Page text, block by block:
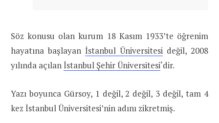
Söz konusu olan kurum 18 Kasım 1933’te öğrenim
hayatına başlayan İstanbul Üniversitesi değil, 2008
yılında açılan İstanbul Şehir Üniversitesi‘dir.
Yazı boyunca Gürsoy, 1 değil, 2 değil, 3 değil, tam 4
kez İstanbul Üniversitesi’nin adını zikretmiş.